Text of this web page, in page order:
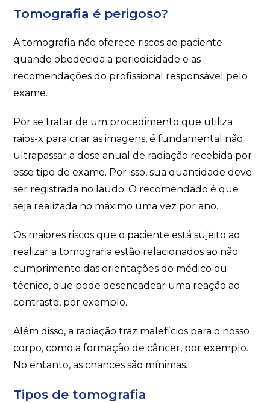
Tomografia é perigoso?
A tomografia não oferece riscos ao paciente
quando obedecida a periodicidade e as
recomendações do profissional responsável pelo
exame.
Por se tratar de um procedimento que utiliza
raios-x para criar as imagens, é fundamental não
ultrapassar a dose anual de radiação recebida por
esse tipo de exame. Por isso, sua quantidade deve
ser registrada no laudo. O recomendado é que
seja realizada no máximo uma vez por ano.
Os maiores riscos que o paciente está sujeito ao
realizar a tomografia estão relacionados ao não
cumprimento das orientações do médico ou
técnico, que pode desencadear uma reação ao
contraste, por exemplo.
Além disso, a radiação traz malefícios para o nosso
corpo, como a formação de câncer, por exemplo.
No entanto, as chances são mínimas.
Tipos de tomografia